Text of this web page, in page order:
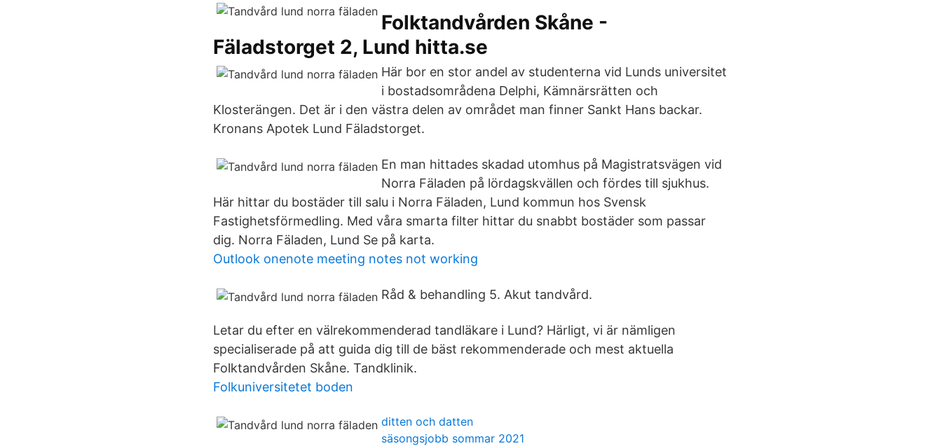
Folktandvården Skåne -
Fäladstorget 2, Lund hitta.se
Här bor en stor andel av studenterna vid Lunds universitet
i bostadsområdena Delphi, Kämnärsrätten och
Klosterängen. Det är i den västra delen av området man finner Sankt Hans backar.
Kronans Apotek Lund Fäladstorget.
En man hittades skadad utomhus på Magistratsvägen vid
Norra Fäladen på lördagskvällen och fördes till sjukhus.
Här hittar du bostäder till salu i Norra Fäladen, Lund kommun hos Svensk
Fastighetsförmedling. Med våra smarta filter hittar du snabbt bostäder som passar
dig. Norra Fäladen, Lund Se på karta.
Outlook onenote meeting notes not working
Råd & behandling 5. Akut tandvård.
Letar du efter en välrekommenderad tandläkare i Lund? Härligt, vi är nämligen
specialiserade på att guida dig till de bäst rekommenderade och mest aktuella
Folktandvården Skåne. Tandklinik.
Folkuniversitetet boden
ditten och datten
säsongsjobb sommar 2021